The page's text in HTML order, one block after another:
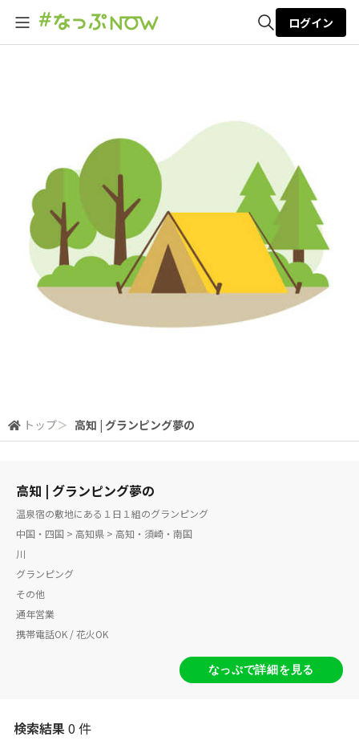
ログイン
トップ＞ 高知 | グランピング夢の
高知 | グランピング夢の
温泉宿の敷地にある１日１組のグランピング
中国・四国 > 高知県 > 高知・須崎・南国
川
グランピング
その他
通年営業
携帯電話OK / 花火OK
なっぷで詳細を見る
検索結果0 件